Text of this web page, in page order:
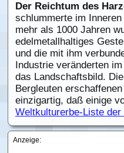
Der Reichtum des
schlummerte im
mehr als 1000 Jahren
edelmetallhaltiges
und die mit ihm
Industrie veränderten
das Landschaftsbild.
Bergleuten
einzigartig, daß einige
Weltkulturerbe-Liste der
Anzeige: